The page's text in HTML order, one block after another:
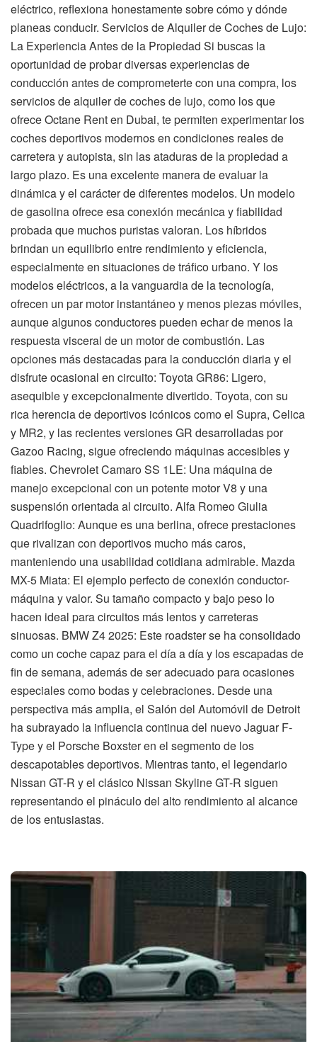
eléctrico, reflexiona honestamente sobre cómo y dónde
planeas conducir. Servicios de Alquiler de Coches de Lujo:
La Experiencia Antes de la Propiedad Si buscas la
oportunidad de probar diversas experiencias de
conducción antes de comprometerte con una compra, los
servicios de alquiler de coches de lujo, como los que
ofrece Octane Rent en Dubai, te permiten experimentar los
coches deportivos modernos en condiciones reales de
carretera y autopista, sin las ataduras de la propiedad a
largo plazo. Es una excelente manera de evaluar la
dinámica y el carácter de diferentes modelos. Un modelo
de gasolina ofrece esa conexión mecánica y fiabilidad
probada que muchos puristas valoran. Los híbridos
brindan un equilibrio entre rendimiento y eficiencia,
especialmente en situaciones de tráfico urbano. Y los
modelos eléctricos, a la vanguardia de la tecnología,
ofrecen un par motor instantáneo y menos piezas móviles,
aunque algunos conductores pueden echar de menos la
respuesta visceral de un motor de combustión. Las
opciones más destacadas para la conducción diaria y el
disfrute ocasional en circuito: Toyota GR86: Ligero,
asequible y excepcionalmente divertido. Toyota, con su
rica herencia de deportivos icónicos como el Supra, Celica
y MR2, y las recientes versiones GR desarrolladas por
Gazoo Racing, sigue ofreciendo máquinas accesibles y
fiables. Chevrolet Camaro SS 1LE: Una máquina de
manejo excepcional con un potente motor V8 y una
suspensión orientada al circuito. Alfa Romeo Giulia
Quadrifoglio: Aunque es una berlina, ofrece prestaciones
que rivalizan con deportivos mucho más caros,
manteniendo una usabilidad cotidiana admirable. Mazda
MX-5 Miata: El ejemplo perfecto de conexión conductor-
máquina y valor. Su tamaño compacto y bajo peso lo
hacen ideal para circuitos más lentos y carreteras
sinuosas. BMW Z4 2025: Este roadster se ha consolidado
como un coche capaz para el día a día y los escapadas de
fin de semana, además de ser adecuado para ocasiones
especiales como bodas y celebraciones. Desde una
perspectiva más amplia, el Salón del Automóvil de Detroit
ha subrayado la influencia continua del nuevo Jaguar F-
Type y el Porsche Boxster en el segmento de los
descapotables deportivos. Mientras tanto, el legendario
Nissan GT-R y el clásico Nissan Skyline GT-R siguen
representando el pináculo del alto rendimiento al alcance
de los entusiastas.